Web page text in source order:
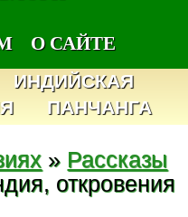
О САЙТЕ
ИНДИЙСКАЯ
ПАНЧАНГА
» Рассказы
откровения